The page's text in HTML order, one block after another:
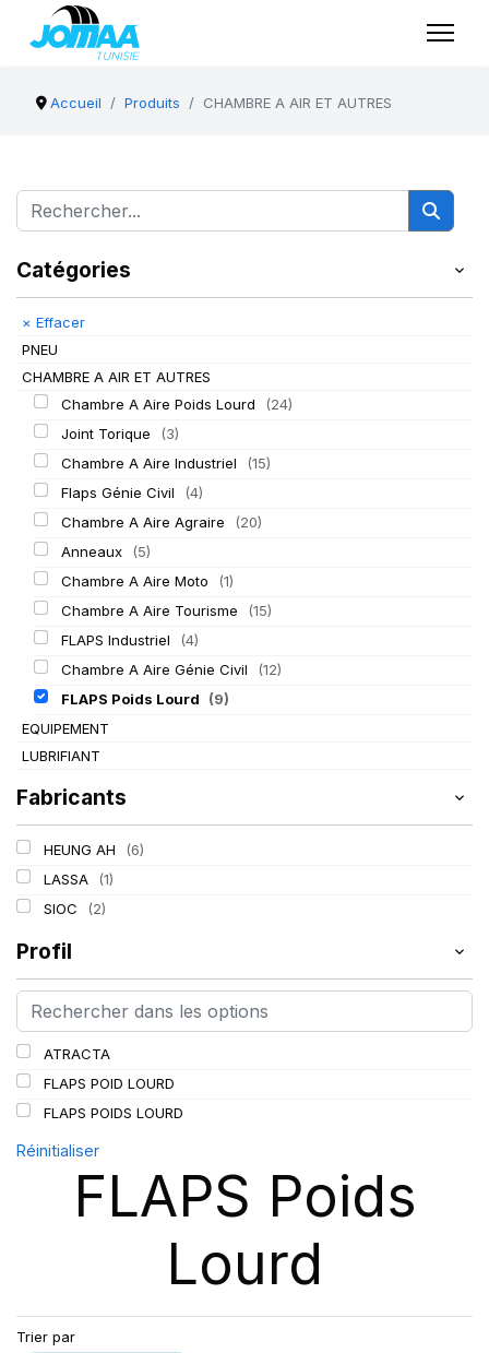
Accueil Produits CHAMBRE A AIR ET AUTRES
Catégories
× Effacer
PNEU
CHAMBRE A AIR ET AUTRES
Chambre A Aire Poids Lourd
(24)
Joint Torique
(3)
Chambre A Aire Industriel
(15)
Flaps Génie Civil
(4)
Chambre A Aire Agraire
(20)
Anneaux
(5)
Chambre A Aire Moto
(1)
Chambre A Aire Tourisme
(15)
FLAPS Industriel
(4)
Chambre A Aire Génie Civil
(12)
FLAPS Poids Lourd
(9)
EQUIPEMENT
LUBRIFIANT
Fabricants
HEUNG AH
(6)
LASSA
(1)
SIOC
(2)
Profil
ATRACTA
FLAPS POID LOURD
FLAPS POIDS LOURD
Réinitialiser
FLAPS Poids
Lourd
Trier par